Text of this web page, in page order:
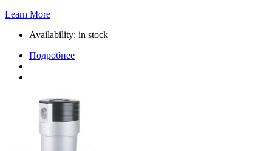
Learn More
Availability: in stock
Подробнее